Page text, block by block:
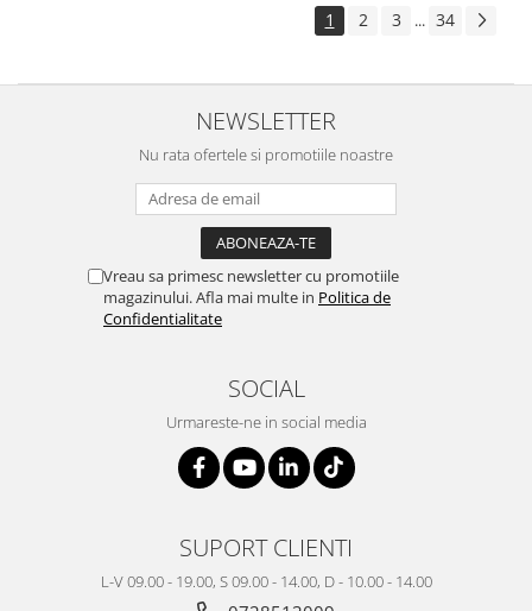
1 2 3 ... 34
NEWSLETTER
Nu rata ofertele si promotiile noastre
Vreau sa primesc newsletter cu promotiile
magazinului. Afla mai multe in Politica de
Confidentialitate
SOCIAL
Urmareste-ne in social media
SUPORT CLIENTI
L-V 09.00 - 19.00, S 09.00 - 14.00, D - 10.00 - 14.00